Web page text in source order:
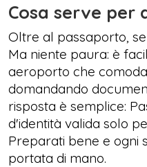
Cosa serve per
Oltre al passaporto,
Ma niente paura: è
aeroporto che
domandando
risposta è semplice:
d'identità valida solo
Preparati bene e ogni
portata di mano.